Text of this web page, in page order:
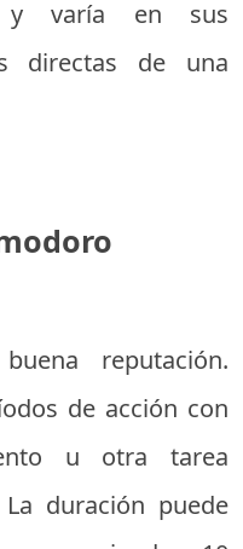
y varía en sus
directas de una
reputación.
de acción con
u otra tarea
duración puede